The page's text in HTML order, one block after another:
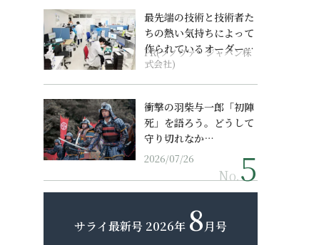
最先端の技術と技術者た
ちの熱い気持ちによって
作られているオーダーメ
イド補聴器
PR(ソノヴァ・ジャパン株
式会社)
衝撃の羽柴与一郎「初陣
死」を語ろう。どうして
守り切れなか…
2026/07/26
No.
サライ最新号 2026年 8月号